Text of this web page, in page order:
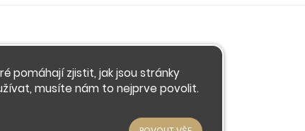
pomáhají zjistit, jak jsou stránky
musíte nám to nejprve povolit.